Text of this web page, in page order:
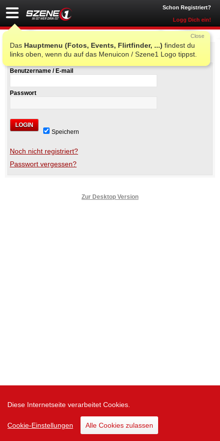
Diese Internetseite verarbeitet Cookies.
Cookie-Einstellungen Alle Cookies zulassen
Schon Registriert?
Logg Dich ein!
Das Hauptmenu (Fotos, Events, Flirtfinder, ...) findest du
links oben, wenn du auf das Menuicon / Szene1 Logo tippst.
Close
Szene1 Login
Benutzername / E-mail
Passwort
LOGIN
Speichern
Noch nicht registriert?
Passwort vergessen?
Zur Desktop Version